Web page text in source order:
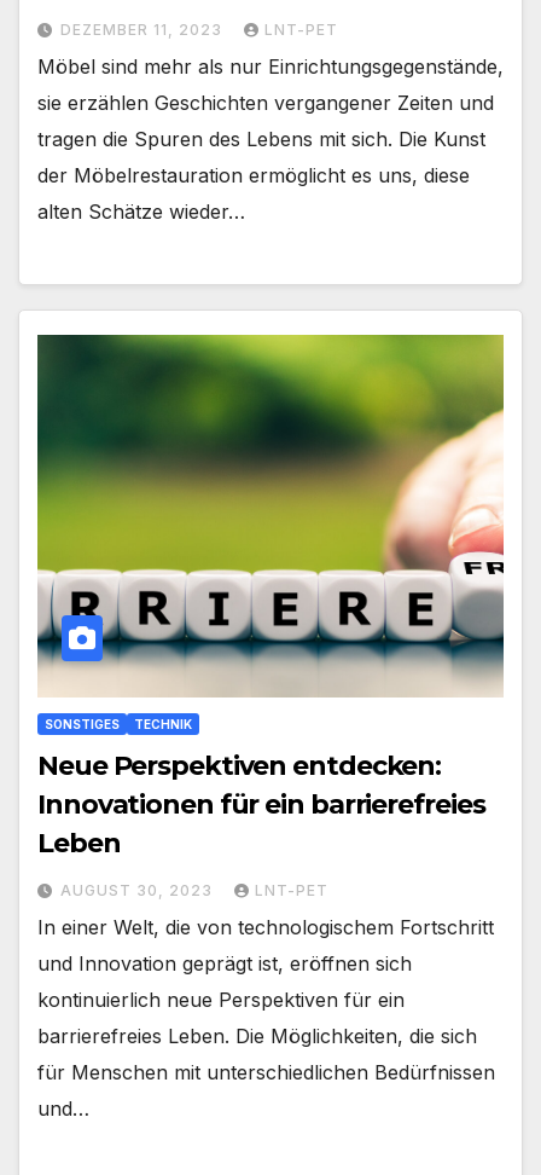
DEZEMBER 11, 2023 LNT-PET
Möbel sind mehr als nur Einrichtungsgegenstände,
sie erzählen Geschichten vergangener Zeiten und
tragen die Spuren des Lebens mit sich. Die Kunst
der Möbelrestauration ermöglicht es uns, diese
alten Schätze wieder…
SONSTIGES TECHNIK
Neue Perspektiven entdecken:
Innovationen für ein barrierefreies
Leben
AUGUST 30, 2023 LNT-PET
In einer Welt, die von technologischem Fortschritt
und Innovation geprägt ist, eröffnen sich
kontinuierlich neue Perspektiven für ein
barrierefreies Leben. Die Möglichkeiten, die sich
für Menschen mit unterschiedlichen Bedürfnissen
und…